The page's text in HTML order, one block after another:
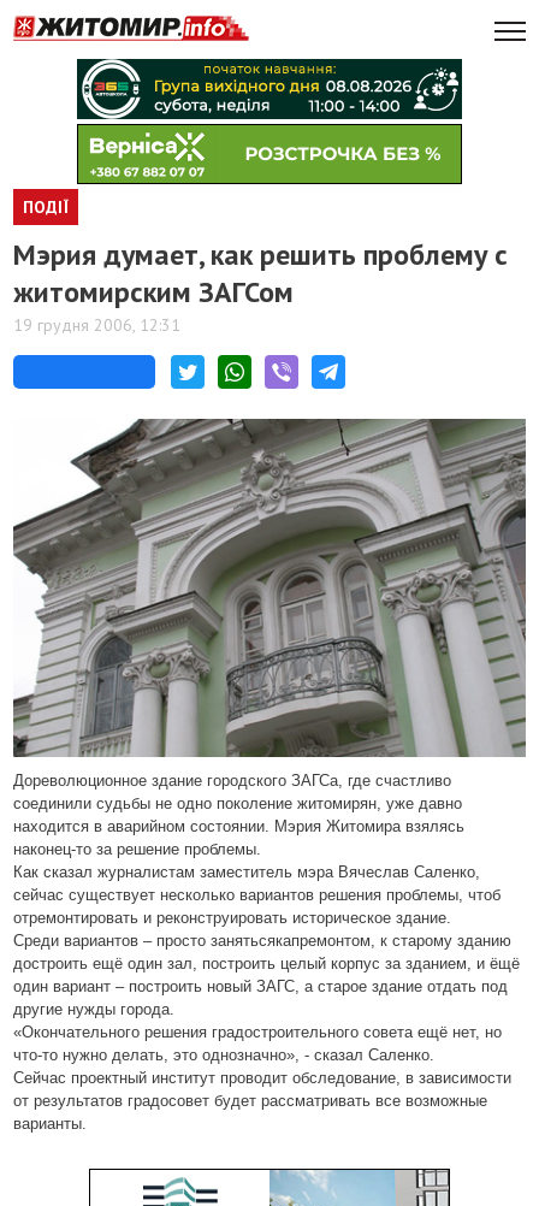
ПОДІЇ
Мэрия думает, как решить проблему с
житомирским ЗАГСом
19 грудня 2006, 12:31
Дореволюционное здание городского ЗАГСа, где счастливо
соединили судьбы не одно поколение житомирян, уже давно
находится в аварийном состоянии. Мэрия Житомира взялясь
наконец-то за решение проблемы.
Как сказал журналистам заместитель мэра Вячеслав Саленко,
сейчас существует несколько вариантов решения проблемы, чтоб
отремонтировать и реконструировать историческое здание.
Среди вариантов – просто занятьсякапремонтом, к старому зданию
достроить ещё один зал, построить целый корпус за зданием, и ёщё
один вариант – построить новый ЗАГС, а старое здание отдать под
другие нужды города.
«Окончательного решения градостроительного совета ещё нет, но
что-то нужно делать, это однозначно», - сказал Саленко.
Сейчас проектный институт проводит обследование, в зависимости
от результатов градосовет будет рассматривать все возможные
варианты.